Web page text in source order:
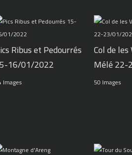
Ribus et Pedourrés
16/01/2022
Images
Col de
Mélé
50 Images